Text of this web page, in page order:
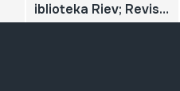
iblioteka Riev; Revista Internacional de los Estudios Vascos - Eusko Ikaskuntzen Nazioarteko Aldizkaria - Revue Internationale des Etudes Basques - International Journal on Basque Studies; nº 61.1; 1-238; 2016;